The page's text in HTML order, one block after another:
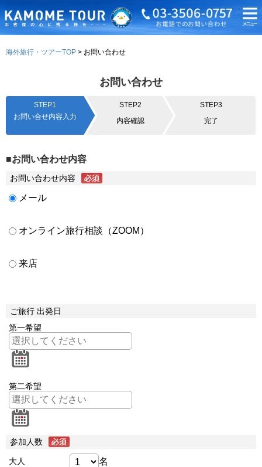
海外旅行・ツアーTOP お問い合わせ
お問い合わせ
STEP1
お問い合せ内容入力
STEP2
内容確認
STEP3
完了
■お問い合わせ内容
お問い合わせ内容
メール
オンライン旅行相談（ZOOM）
来店
ご旅行 出発日
第一希望
第二希望
参加人数
大人 名